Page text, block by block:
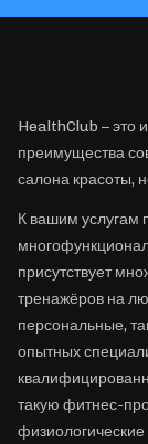
HealthClub – это
преимущества
салона красоты,
К вашим услугам
присутствует
тренажёров на
персональные,
опытных
такую фитнес-